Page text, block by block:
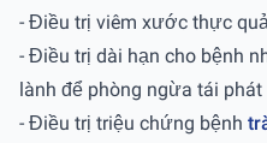
- Điều trị viêm xước thực
- Điều trị dài hạn cho bệnh
lành để phòng ngừa tái phát
- Điều trị triệu chứng bệnh